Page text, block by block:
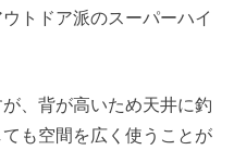
トドア派のスーパーハイ
、背が高いため天井に釣
も空間を広く使うことが